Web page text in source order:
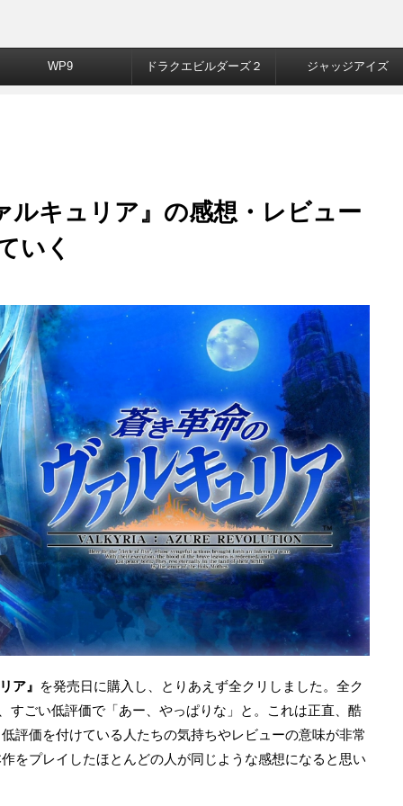
WP9 ドラクエビルダーズ２ ジャッジアイズ
ルキュリア』の感想・レビュー
いく
ア』 を発売日に購入し、とりあえず全クリしました。全ク
すごい低評価で「あー、やっぱりな」と。これは正直、酷
評価を付けている人たちの気持ちやレビューの意味が非常
をプレイしたほとんどの人が同じような感想になると思い